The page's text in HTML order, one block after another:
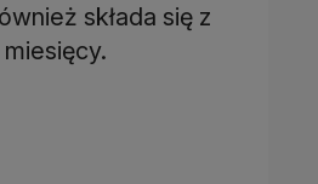
składa się z